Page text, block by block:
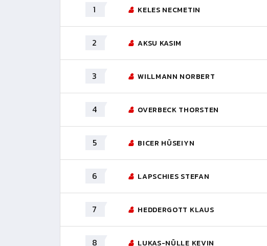
1 KELES NECMETIN
2 AKSU KASIM
3 WILLMANN NORBERT
4 OVERBECK THORSTEN
5 BICER HÜSEIYN
6 LAPSCHIES STEFAN
7 HEDDERGOTT KLAUS
8 LUKAS-NÜLLE KEVIN